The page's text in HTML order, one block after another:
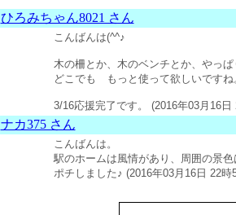
ひろみちゃん8021 さん
こんばんは(^^♪
木の柵とか、木のベンチとか、やっ
どこでも もっと使って欲しいですね
3/16応援完了です。 (2016年03月16日
ナカ375 さん
こんばんは。
駅のホームは風情があり、周囲の景
ポチしました♪ (2016年03月16日 22時